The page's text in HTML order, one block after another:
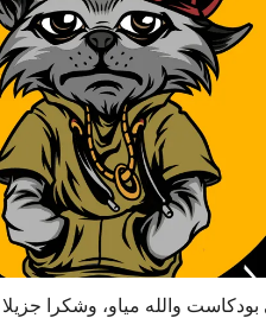
بودكاست والله مياو، وشكرا